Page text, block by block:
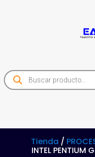
Products
search
Tienda /
INTEL PENTIUM